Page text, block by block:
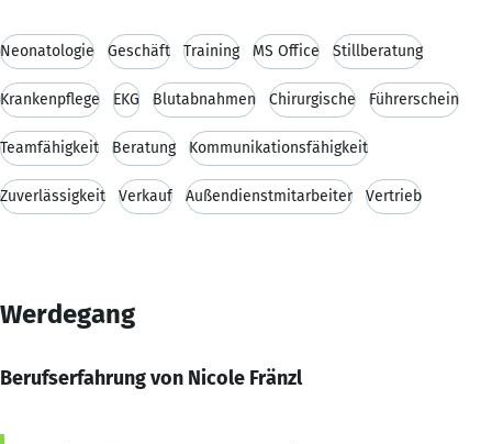
Neonatologie Geschäft Training MS Office Stillberatung
Krankenpflege EKG Blutabnahmen Chirurgische Führerschein
Teamfähigkeit Beratung Kommunikationsfähigkeit
Zuverlässigkeit Verkauf Außendienstmitarbeiter Vertrieb
Werdegang
Berufserfahrung von Nicole Fränzl